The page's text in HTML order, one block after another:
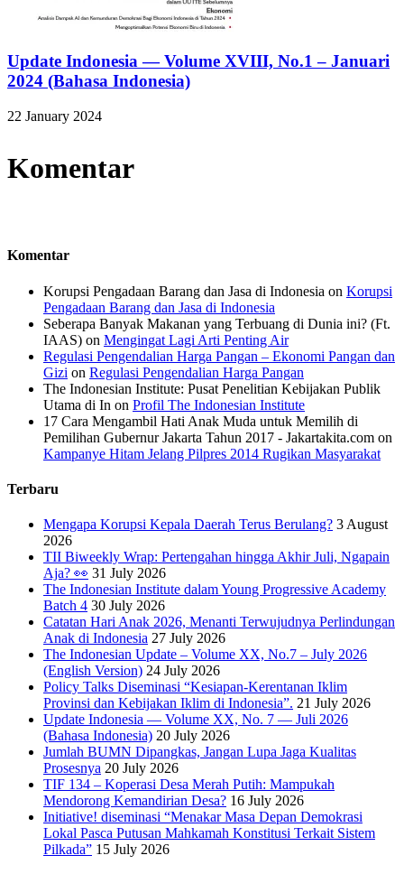
Update Indonesia — Volume XVIII, No.1 – Januari
2024 (Bahasa Indonesia)
22 January 2024
Komentar
Komentar
Korupsi Pengadaan Barang dan Jasa di Indonesia on Korupsi
Pengadaan Barang dan Jasa di Indonesia
Seberapa Banyak Makanan yang Terbuang di Dunia ini? (Ft.
IAAS) on Mengingat Lagi Arti Penting Air
Regulasi Pengendalian Harga Pangan – Ekonomi Pangan dan
Gizi on Regulasi Pengendalian Harga Pangan
The Indonesian Institute: Pusat Penelitian Kebijakan Publik
Utama di In on Profil The Indonesian Institute
17 Cara Mengambil Hati Anak Muda untuk Memilih di
Pemilihan Gubernur Jakarta Tahun 2017 - Jakartakita.com on
Kampanye Hitam Jelang Pilpres 2014 Rugikan Masyarakat
Terbaru
Mengapa Korupsi Kepala Daerah Terus Berulang? 3 August
2026
TII Biweekly Wrap: Pertengahan hingga Akhir Juli, Ngapain
Aja? 👀 31 July 2026
The Indonesian Institute dalam Young Progressive Academy
Batch 4 30 July 2026
Catatan Hari Anak 2026, Menanti Terwujudnya Perlindungan
Anak di Indonesia 27 July 2026
The Indonesian Update – Volume XX, No.7 – July 2026
(English Version) 24 July 2026
Policy Talks Diseminasi “Kesiapan-Kerentanan Iklim
Provinsi dan Kebijakan Iklim di Indonesia”. 21 July 2026
Update Indonesia — Volume XX, No. 7 — Juli 2026
(Bahasa Indonesia) 20 July 2026
Jumlah BUMN Dipangkas, Jangan Lupa Jaga Kualitas
Prosesnya 20 July 2026
TIF 134 – Koperasi Desa Merah Putih: Mampukah
Mendorong Kemandirian Desa? 16 July 2026
Initiative! diseminasi “Menakar Masa Depan Demokrasi
Lokal Pasca Putusan Mahkamah Konstitusi Terkait Sistem
Pilkada” 15 July 2026